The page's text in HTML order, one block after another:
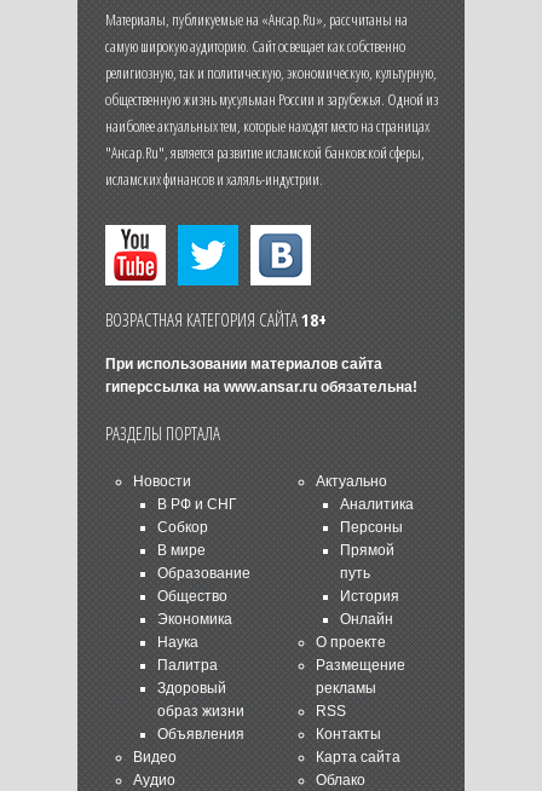
Материалы, публикуемые на «Ансар.Ru», рассчитаны на
самую широкую аудиторию. Сайт освещает как собственно
религиозную, так и политическую, экономическую, культурную,
общественную жизнь мусульман России и зарубежья. Одной из
наиболее актуальных тем, которые находят место на страницах
"Ансар.Ru", является развитие исламской банковской сферы,
исламских финансов и халяль-индустрии.
ВОЗРАСТНАЯ КАТЕГОРИЯ САЙТА18+
При использовании материалов сайта
гиперссылка на www.ansar.ruобязательна!
РАЗДЕЛЫ ПОРТАЛА
Новости
В РФ и СНГ
Собкор
В мире
Образование
Общество
Экономика
Наука
Палитра
Здоровый
образ жизни
Объявления
Видео
Аудио
Актуально
Аналитика
Персоны
Прямой
путь
История
Онлайн
О проекте
Размещение
рекламы
RSS
Контакты
Карта сайта
Облако